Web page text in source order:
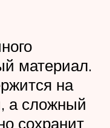
материал.
на
а сложный
сохранит